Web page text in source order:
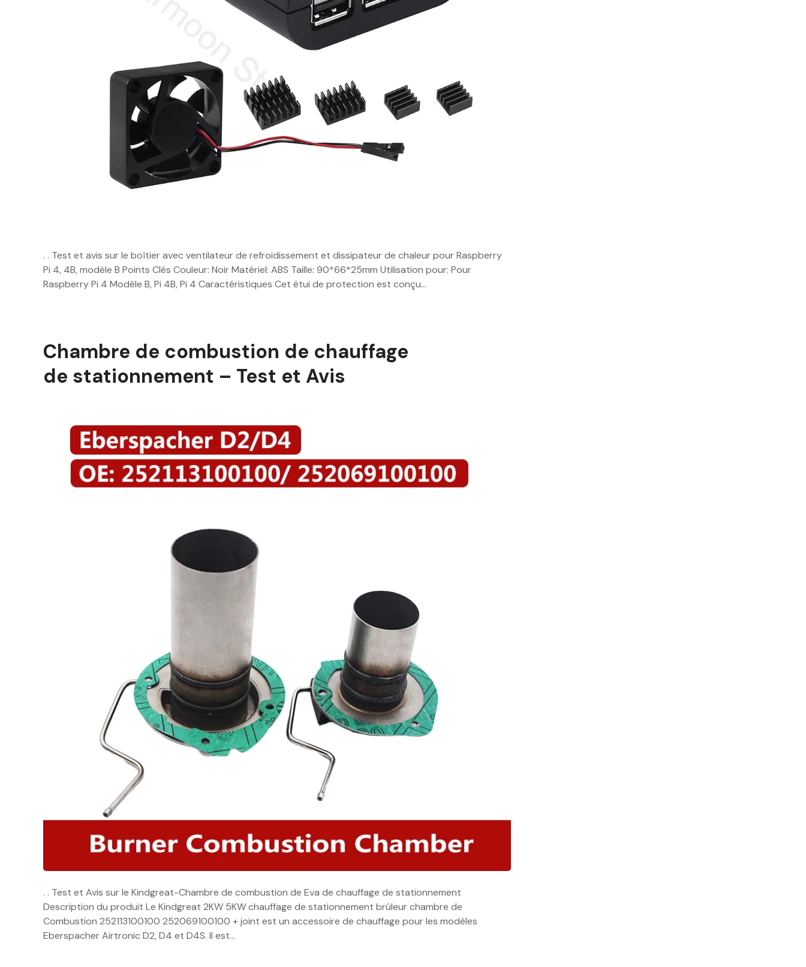
. . Test et avis sur le boîtier avec ventilateur de refroidissement et dissipateur de chaleur pour Raspberry
Pi 4, 4B, modèle B Points Clés Couleur: Noir Matériel: ABS Taille: 90*66*25mm Utilisation pour: Pour
Raspberry Pi 4 Modèle B, Pi 4B, Pi 4 Caractéristiques Cet étui de protection est conçu…
Chambre de combustion de chauffage
de stationnement – Test et Avis
. . Test et Avis sur le Kindgreat-Chambre de combustion de Eva de chauffage de stationnement
Description du produit Le Kindgreat 2KW 5KW chauffage de stationnement brûleur chambre de
Combustion 252113100100 252069100100 + joint est un accessoire de chauffage pour les modèles
Eberspacher Airtronic D2, D4 et D4S. Il est…